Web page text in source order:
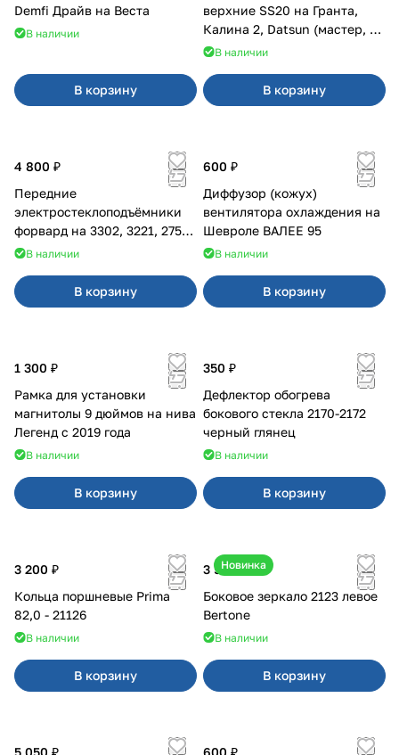
Demfi Драйв на Веста
В наличии
В корзину
верхние SS20 на Гранта,
Калина 2, Datsun (мастер, с
ЭлУР, с подшипником) 2шт
В наличии
В корзину
4 800 ₽
Передние
электростеклоподъёмники
форвард на 3302, 3221, 2752,
2217В наличии
В корзину
600 ₽
Диффузор (кожух)
вентилятора охлаждения на
Шевроле ВАЛЕЕ 95
В наличии
В корзину
1 300 ₽
Рамка для установки
магнитолы 9 дюймов на нива
Легенд с 2019 года
В наличии
В корзину
350 ₽
Дефлектор обогрева
бокового стекла 2170-2172
черный глянец
В наличии
В корзину
3 200 ₽
Кольца поршневые Prima
82,0 - 21126
В наличии
В корзину
Новинка
3 500 ₽
Боковое зеркало 2123 левое
Bertone
В наличии
В корзину
5 050 ₽ 600 ₽